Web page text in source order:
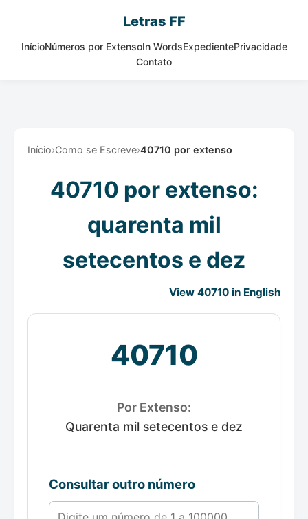
Letras FF
InícioNúmeros por ExtensoIn WordsExpedientePrivacidade
Contato
Início›Como se Escreve›40710 por extenso
40710 por extenso:
quarenta mil
setecentos e dez
View 40710 in English
40710
Por Extenso:
Quarenta mil setecentos e dez
Consultar outro número
Número de 1 a 100000